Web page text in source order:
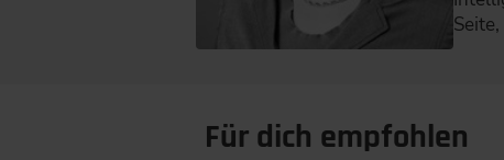
Für dich empfohlen